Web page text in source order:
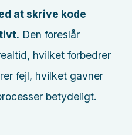
at skrive kode
Den foreslår
hvilket forbedrer
fejl, hvilket gavner
betydeligt.